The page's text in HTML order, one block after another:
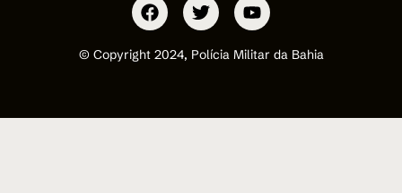
© Copyright 2024, Polícia Militar da Bahia